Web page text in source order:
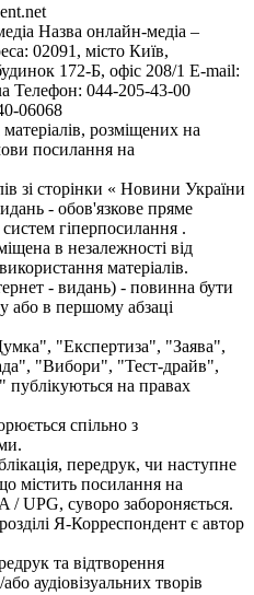
Назва онлайн-медіа –
02091, місто Київ,
172-Б, офіс 208/1 E-mail:
Телефон: 044-205-43-00
06068
розміщених на
посилання на
зі сторінки « Новини України
- обов'язкове пряме
гіперпосилання .
в незалежності від
матеріалів.
- видань) - повинна бути
або в першому абзаці
"Експертиза", "Заява",
"Вибори", "Тест-драйв",
на правах
спільно з
передрук, чи наступне
містить посилання на
/ UPG, суворо забороняється.
Я-Корреспондент є автор
та відтворення
аудіовізуальних творів